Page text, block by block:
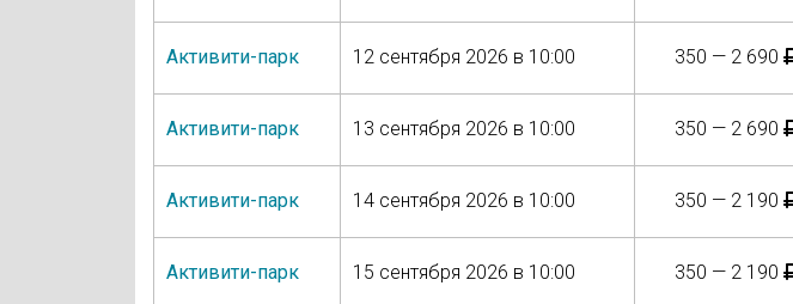
Активити-парк 12 сентября 2026 в 10:00 350 — 2 690
Активити-парк 13 сентября 2026 в 10:00 350 — 2 690
Активити-парк 14 сентября 2026 в 10:00 350 — 2 190
Активити-парк 15 сентября 2026 в 10:00 350 — 2 190